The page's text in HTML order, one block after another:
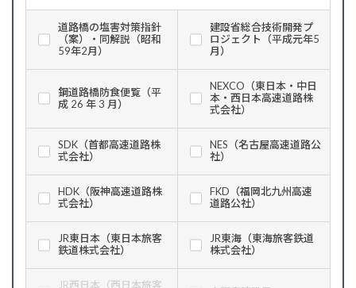
道路橋の塩害対策指針
（案）・同解説（昭和
59年2月）
建設省総合技術開発プ
ロジェクト（平成元年5
月）
鋼道路橋防食便覧（平
成 26 年 3 月）
NEXCO（東日本・中日
本・西日本高速道路株
式会社）
SDK（首都高速道路株
式会社）
NES（名古屋高速道路公
社）
HDK（阪神高速道路株
式会社）
FKD（福岡北九州高速
道路公社）
JR東日本（東日本旅客
鉄道株式会社）
JR東海（東海旅客鉄道
株式会社）
JR西日本（西日本旅客